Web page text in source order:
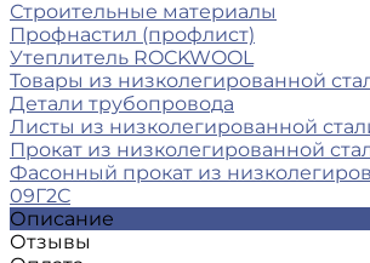
Строительные материалы
Профнастил (профлист)
Утеплитель ROCKWOOL
Товары из низколегированной
Детали трубопровода
Листы из низколегированной
Прокат из низколегированной
Фасонный прокат из
09Г2С
Описание
Отзывы